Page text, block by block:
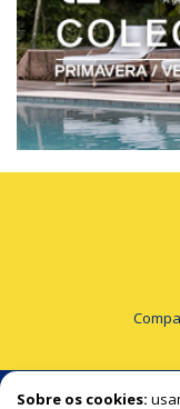
Sobre os cookies:
© Portal